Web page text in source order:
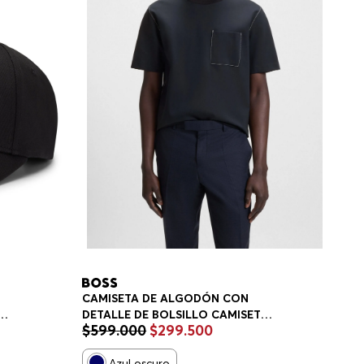
CAMISETA DE ALGODÓN CON
DETALLE DE BOLSILLO CAMISETA
REGULAR FIT HOMBRE
$599.000 $299.500